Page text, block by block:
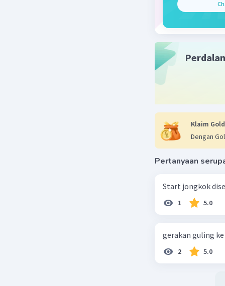
Klaim
Dengan
Pertanyaan
Start jongkok
1 5.0
gerakan guling
2 5.0